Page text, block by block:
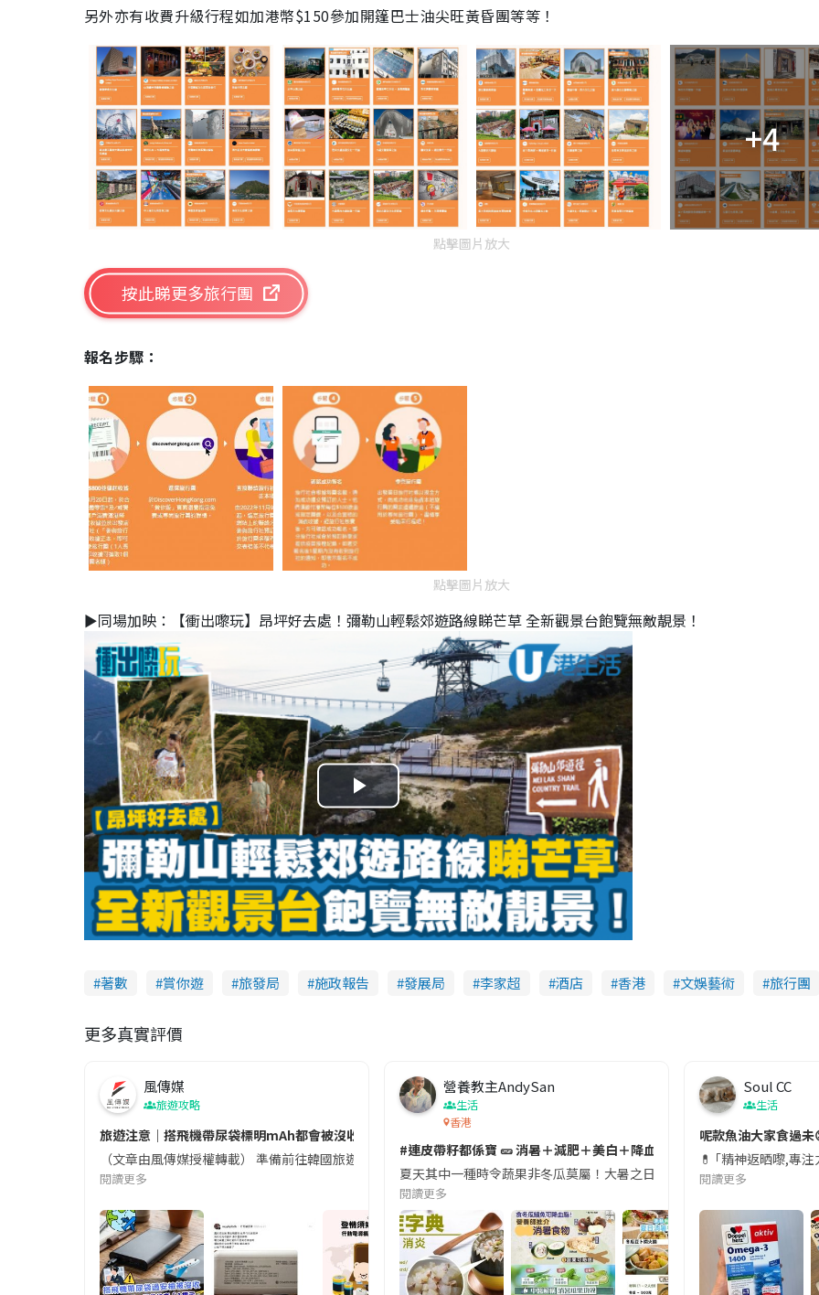
另外亦有收費升級行程如加港幣$150參加開篷巴士油尖旺黃昏團等等！
+4
點擊圖片放大
按此睇更多旅行團
報名步驟：
點擊圖片放大
►同場加映：【衝出嚟玩】昂坪好去處！彌勒山輕鬆郊遊路線睇芒草 全新觀景台飽覽無敵靚景！
P
l
a
y
V
著數 賞你遊 旅發局 施政報告 發展局 李家超 酒店 香港 文娛藝術 旅行團
更多真實評價
風傳媒
旅遊攻略
旅遊注意｜搭飛機帶尿袋標明mAh都會被沒收😱出發前切記檢查「1標示」🚨
（文章由風傳媒授權轉載） 準備前往韓國旅遊的民眾，近期要特別留意隨身行李中的行動電源。一名旅客日前在機場安檢
閱讀更多
營養教主AndySan
生活
香港
#連皮帶籽都係寶 🥒 消暑＋減肥＋美白＋降血脂
夏天其中一種時令蔬果非冬瓜莫屬！大暑之日，點都要飲碗冬瓜湯消暑
閱讀更多
Soul CC
生活
呢款魚油大家食過未
💊 ｢精神返晒嚟,專
閱讀更多